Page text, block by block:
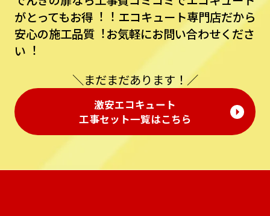
がとってもお得︕︕ エコキュート専⾨店だから
安⼼の施⼯品質︕お気軽にお問い合わせくださ
い︕
＼まだまだあります！／
激安エコキュート
⼯事セット⼀覧はこちら